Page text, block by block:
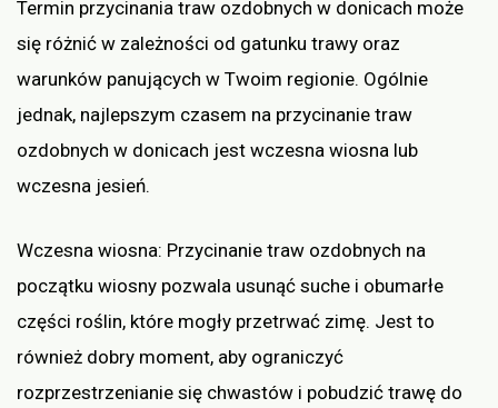
Termin przycinania traw ozdobnych w donicach może
się różnić w zależności od gatunku trawy oraz
warunków panujących w Twoim regionie. Ogólnie
jednak, najlepszym czasem na przycinanie traw
ozdobnych w donicach jest wczesna wiosna lub
wczesna jesień.
Wczesna wiosna: Przycinanie traw ozdobnych na
początku wiosny pozwala usunąć suche i obumarłe
części roślin, które mogły przetrwać zimę. Jest to
również dobry moment, aby ograniczyć
rozprzestrzenianie się chwastów i pobudzić trawę do